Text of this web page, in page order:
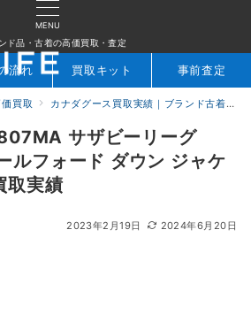
MENU
ド品・古着の高価買取・査定
流れ 買取キット 事前査定
買取 カナダグース買取実績｜ブランド古着専門店LIFE
サザビーリーグ
ルフォード ダウン ジャケ
取実績
2023年2月19日 2024年6月20日